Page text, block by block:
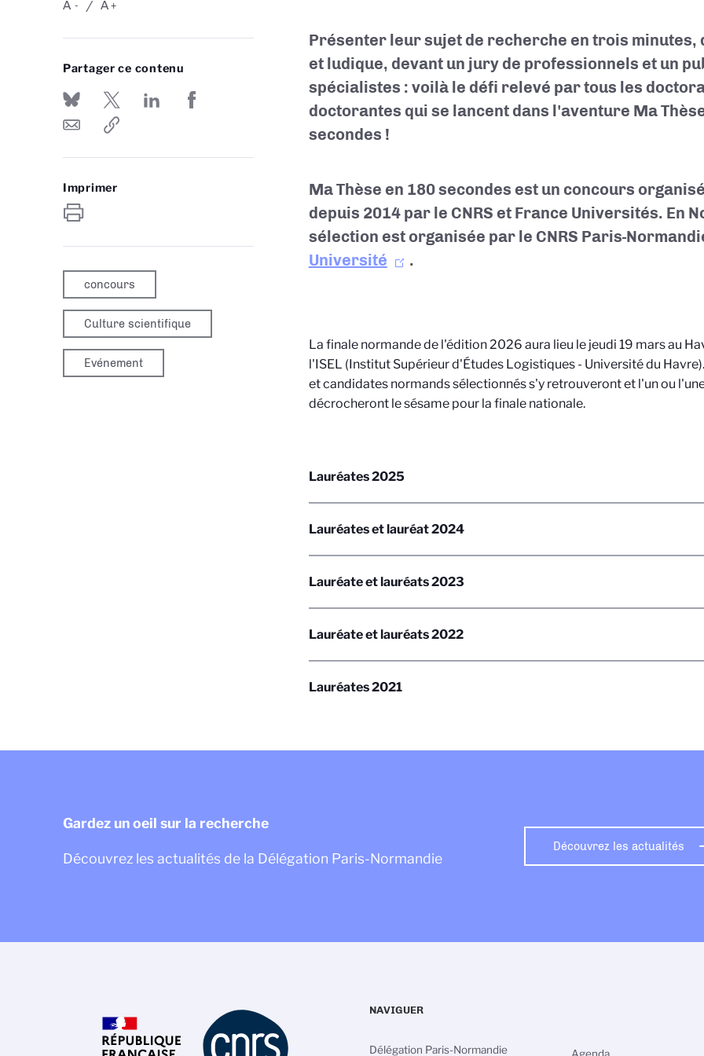
-
A +
A
Partager ce contenu
Imprimer
concours
Culture scientifique
Evénement
Présenter leur sujet de recherche en trois minutes,
et ludique, devant un jury de professionnels et un
spécialistes : voilà le défi relevé par tous les
doctorantes qui se lancent dans l'aventure Ma
secondes !
Ma Thèse en 180 secondes est un concours
depuis 2014 par le CNRS et France Universités. En
sélection est organisée par le CNRS Paris-
Université
.
La finale normande de l'édition 2026 aura lieu le jeudi 19 mars au
l'ISEL (Institut Supérieur d'Études Logistiques - Université du
et candidates normands sélectionnés s'y retrouveront et l'un ou
décrocheront le sésame pour la finale nationale.
Lauréates 2025
Lauréates et lauréat 2024
Lauréate et lauréats 2023
Lauréate et lauréats 2022
Lauréates 2021
Gardez un oeil sur la recherche
Découvrez les actualités de la Délégation Paris-Normandie
Découvrez les actualités
NAVIGUER
Délégation Paris-Normandie